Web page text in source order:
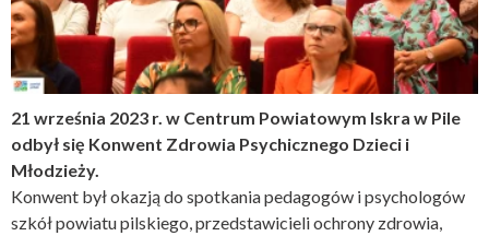
21 września 2023 r. w Centrum Powiatowym Iskra w Pile
odbył się Konwent Zdrowia Psychicznego Dzieci i
Młodzieży.
Konwent był okazją do spotkania pedagogów i psychologów
szkół powiatu pilskiego, przedstawicieli ochrony zdrowia,